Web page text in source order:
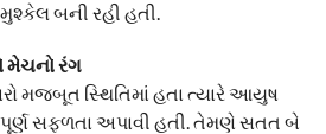
બની રહી હતી.
રંગ
મજબૂત સ્થિતિમાં હતા ત્યારે આયુષ
સફળતા અપાવી હતી. તેમણે સતત બે